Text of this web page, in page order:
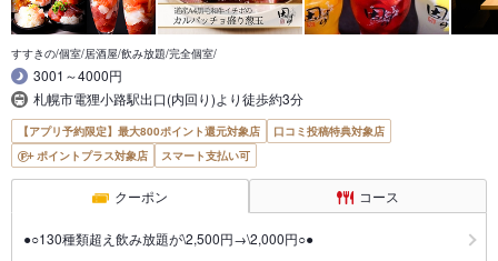
すすきの/個室/居酒屋/飲み放題/完全個室/
3001～4000円
札幌市電狸小路駅出口(内回り)より徒歩約3分
【アプリ予約限定】最大800ポイント還元対象店
口コミ投稿特典対象店
ポイントプラス対象店
スマート支払い可
クーポン コース
●○130種類超え飲み放題が\2,500円→\2,000円○●